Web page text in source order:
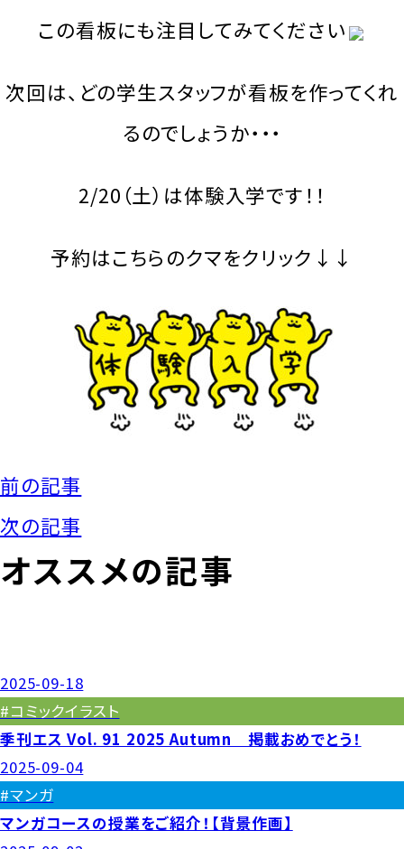
この看板にも注目してみてください
次回は、どの学生スタッフが看板を作ってくれ
るのでしょうか・・・
2/20（土）は体験入学です！！
予約はこちらのクマをクリック↓↓
前の記事
次の記事
オススメの記事
2025-09-18
#コミックイラスト
季刊エス Vol. 91 2025 Autumn 掲載おめでとう！
2025-09-04
#マンガ
マンガコースの授業をご紹介！【背景作画】